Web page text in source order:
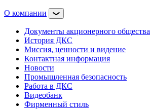
О компании
Документы акционерного общества
История ДКС
Миссия, ценности и видение
Контактная информация
Новости
Промышленная безопасность
Работа в ДКС
Видеобанк
Фирменный стиль